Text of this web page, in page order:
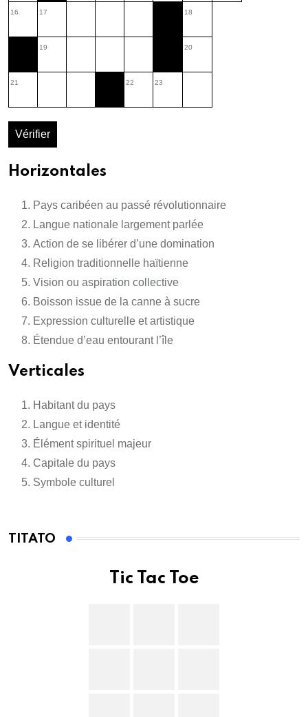
16 17 18
19 20
21 22 23
Vérifier
Horizontales
Pays caribéen au passé révolutionnaire
Langue nationale largement parlée
Action de se libérer d’une domination
Religion traditionnelle haïtienne
Vision ou aspiration collective
Boisson issue de la canne à sucre
Expression culturelle et artistique
Étendue d’eau entourant l’île
Verticales
Habitant du pays
Langue et identité
Élément spirituel majeur
Capitale du pays
Symbole culturel
TITATO
Tic Tac Toe